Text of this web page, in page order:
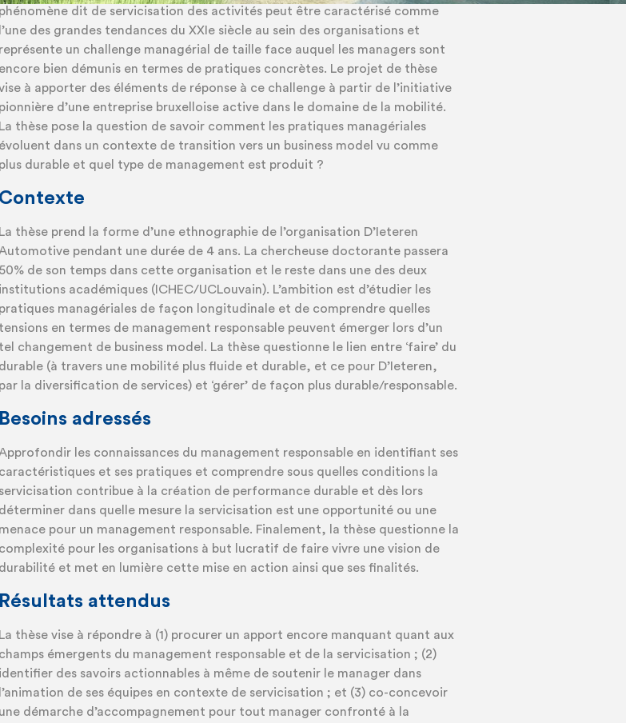
phénomène dit de servicisation des activités peut être caractérisé comme
l’une des grandes tendances du XXIe siècle au sein des organisations et
représente un challenge managérial de taille face auquel les managers sont
encore bien démunis en termes de pratiques concrètes. Le projet de thèse
à apporter des éléments de réponse à ce challenge à partir de l’initiative
pionnière d’une entreprise bruxelloise active dans le domaine de la mobilité.
La thèse pose la question de savoir comment les pratiques managériales
évoluent dans un contexte de transition vers un business model vu comme
plus durable et quel type de management est produit ?
Contexte
La thèse prend la forme d’une ethnographie de l’organisation D’Ieteren
pendant une durée de 4 ans. La chercheuse doctorante passera
50% de son temps dans cette organisation et le reste dans une des deux
institutions académiques (ICHEC/UCLouvain). L’ambition est d’étudier les
pratiques managériales de façon longitudinale et de comprendre quelles
tensions en termes de management responsable peuvent émerger lors d’un
tel changement de business model. La thèse questionne le lien entre ‘faire’ du
durable (à travers une mobilité plus fluide et durable, et ce pour D’Ieteren,
par la diversification de services) et ‘gérer’ de façon plus durable/responsable.
Besoins adressés
les connaissances du management responsable en identifiant ses
caractéristiques et ses pratiques et comprendre sous quelles conditions la
servicisation contribue à la création de performance durable et dès lors
déterminer dans quelle mesure la servicisation est une opportunité ou une
menace pour un management responsable. Finalement, la thèse questionne la
complexité pour les organisations à but lucratif de faire vivre une vision de
durabilité et met en lumière cette mise en action ainsi que ses finalités.
Résultats attendus
La thèse vise à répondre à (1) procurer un apport encore manquant quant aux
champs émergents du management responsable et de la servicisation ; (2)
identifier des savoirs actionnables à même de soutenir le manager dans
l’animation de ses équipes en contexte de servicisation ; et (3) co-concevoir
une démarche d’accompagnement pour tout manager confronté à la